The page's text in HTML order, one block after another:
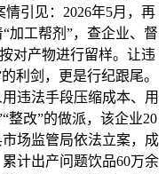
引见：2026年5月，再
加工帮剂”，查企业、督
对产物进行留样。让违
利剑，更是行纪跟尾。
违法手段压缩成本、用
整改”的做派，该企业20
场监管局依法立案，成
计出产问题饮品60万余